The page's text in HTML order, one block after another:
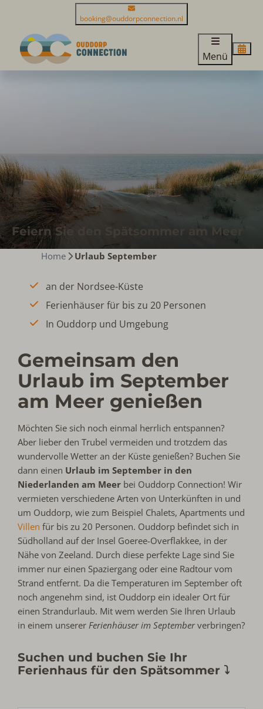
booking@ouddorpconnection.nl
Menü
Feiern Sie den Spätsommer am Meer
Home Urlaub September
an der Nordsee-Küste
Ferienhäuser für bis zu 20 Personen
In Ouddorp und Umgebung
Gemeinsam den
Urlaub im September
am Meer genießen
Möchten Sie sich noch einmal herrlich entspannen?
Aber lieber den Trubel vermeiden und trotzdem das
wundervolle Wetter an der Küste genießen? Buchen Sie
dann einen Urlaub im September in den
Niederlanden am Meer bei Ouddorp Connection! Wir
vermieten verschiedene Arten von Unterkünften in und
um Ouddorp, wie zum Beispiel Chalets, Apartments und
Villen für bis zu 20 Personen. Ouddorp befindet sich in
Südholland auf der Insel Goeree-Overflakkee, in der
Nähe von Zeeland. Durch diese perfekte Lage sind Sie
immer nur einen Spaziergang oder eine Radtour vom
Strand entfernt. Da die Temperaturen im September oft
noch angenehm sind, ist Ouddorp ein idealer Ort für
einen Strandurlaub. Mit wem werden Sie Ihren Urlaub
in einem unsererFerienhäuser im Septemberverbringen?
Suchen und buchen Sie Ihr
Ferienhaus für den Spätsommer ⤵